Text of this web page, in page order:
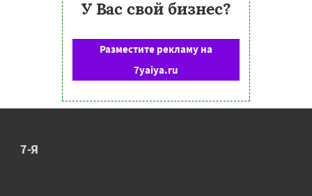
У Вас свой бизнес?
Разместите рекламу на
7yaiya.ru
7-Я